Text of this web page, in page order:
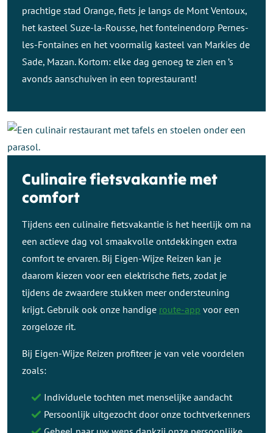
prachtige stad Orange, fiets je langs de Mont Ventoux,
het kasteel Suze-la-Rousse, het fonteinendorp Pernes-
les-Fontaines en het voormalig kasteel van Markies de
Sade, Mazan. Kortom: elke dag genoeg te zien en ’s
avonds aanschuiven in een toprestaurant!
Culinaire fietsvakantie met
comfort
Tijdens een culinaire fietsvakantie is het heerlijk om na
een actieve dag vol smaakvolle ontdekkingen extra
comfort te ervaren. Bij Eigen-Wijze Reizen kan je
daarom kiezen voor een elektrische fiets, zodat je
tijdens de zwaardere stukken meer ondersteuning
krijgt. Gebruik ook onze handige route-app voor een
zorgeloze rit.
Bij Eigen-Wijze Reizen profiteer je van vele voordelen
zoals:
Individuele tochten met menselijke aandacht
Persoonlijk uitgezocht door onze tochtverkenners